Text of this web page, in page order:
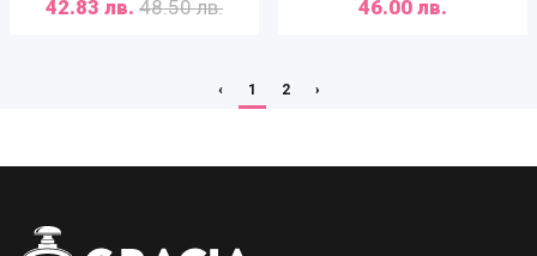
42.83 лв. 48.50 лв.
46.00 лв.
‹ 1 2 ›